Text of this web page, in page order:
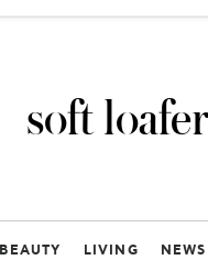
soft
BEAUTY LIVING NEWS